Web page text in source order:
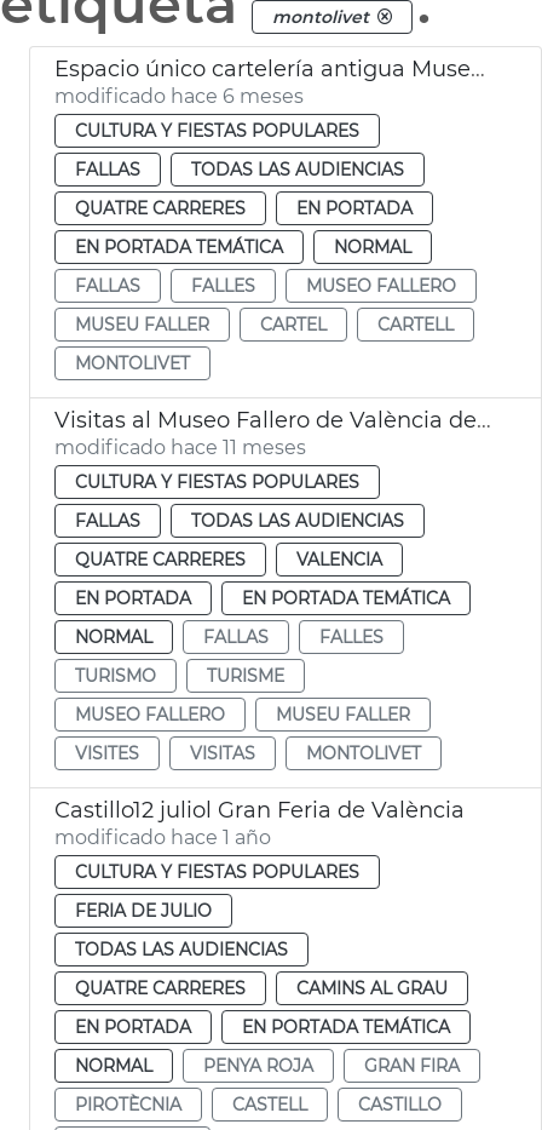
montolivet
Espacio único cartelería antigua Museo Fallero València
modificado hace 6 meses
CULTURA Y FIESTAS POPULARES
FALLAS
TODAS LAS AUDIENCIAS
QUATRE CARRERES
EN PORTADA
EN PORTADA TEMÁTICA
NORMAL
FALLAS
FALLES
MUSEO FALLERO
MUSEU FALLER
CARTEL
CARTELL
MONTOLIVET
Visitas al Museo Fallero de València del año 2024
modificado hace 11 meses
CULTURA Y FIESTAS POPULARES
FALLAS
TODAS LAS AUDIENCIAS
QUATRE CARRERES
VALENCIA
EN PORTADA
EN PORTADA TEMÁTICA
NORMAL
FALLAS
FALLES
TURISMO
TURISME
MUSEO FALLERO
MUSEU FALLER
VISITES
VISITAS MONTOLIVET
Castillo12 juliol Gran Feria de València
modificado hace 1 año
CULTURA Y FIESTAS POPULARES
FERIA DE JULIO
TODAS LAS AUDIENCIAS
QUATRE CARRERES
CAMINS AL GRAU
EN PORTADA
EN PORTADA TEMÁTICA
NORMAL
PENYA ROJA
GRAN FIRA
PIROTÈCNIA
CASTELL
CASTILLO